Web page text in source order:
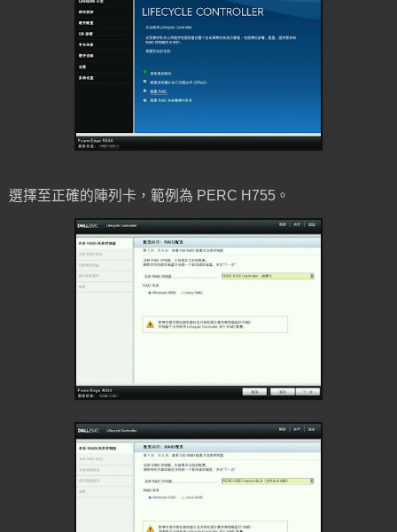
選擇至正確的陣列卡，範例為 PERC H755。